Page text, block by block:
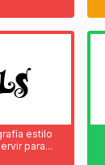
estilo
para...